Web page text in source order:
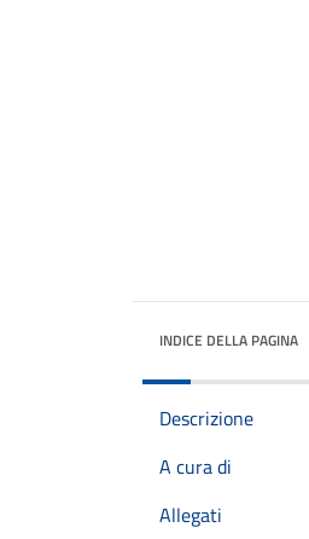
INDICE DELLA PAGINA
Descrizione
A cura di
Allegati